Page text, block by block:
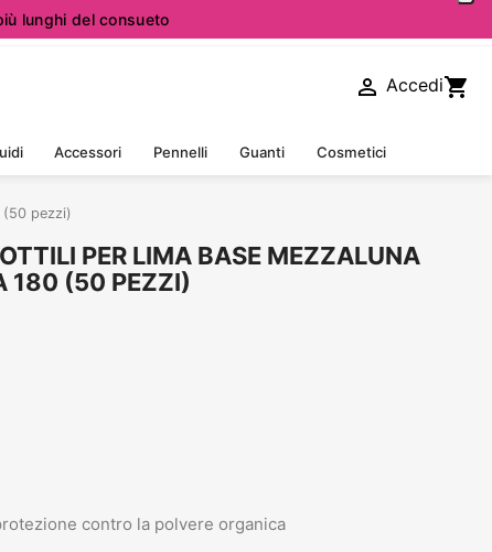
lunghi del consueto
 Accedishopping_cart
Accessori Pennelli Guanti Cosmetici
(50 pezzi)
PER LIMA BASE MEZZALUNA
180 (50 PEZZI)
contro la polvere organica